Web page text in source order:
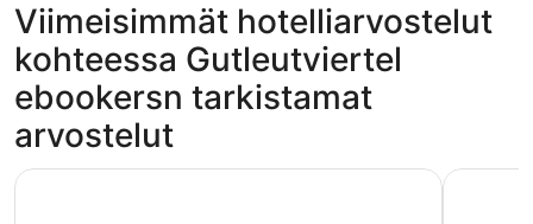
Viimeisimmät hotelliarvostelut
kohteessa Gutleutviertel
ebookersn tarkistamat
arvostelut
Maritim Hotel Frankfurt